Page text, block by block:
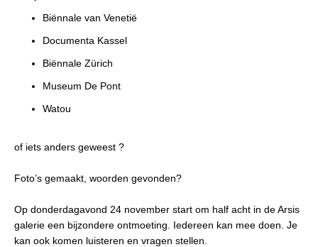
Biënnale van Venetië
Documenta Kassel
Biënnale Zürich
Museum De Pont
Watou
of iets anders geweest ?
Foto’s gemaakt, woorden gevonden?
Op donderdagavond 24 november start om half acht in de Arsis
galerie een bijzondere ontmoeting. Iedereen kan mee doen. Je
kan ook komen luisteren en vragen stellen.